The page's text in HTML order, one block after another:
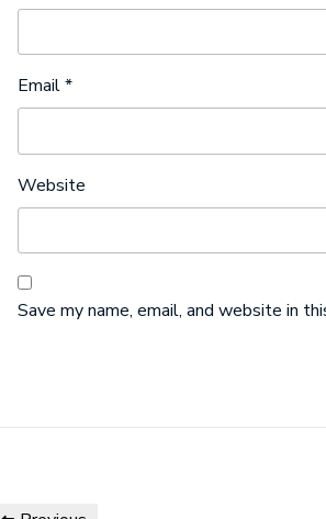
Email*
Website
Save my name, email, and website in
Post